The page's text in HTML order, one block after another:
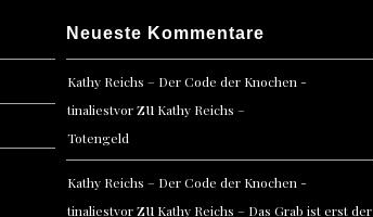
Neueste Kommentare
Kathy Reichs – Der Code der Knochen -
tinaliestvorzu Kathy Reichs –
Totengeld
Kathy Reichs – Der Code der Knochen -
tinaliestvorzu Kathy Reichs – Das Grab ist erst der